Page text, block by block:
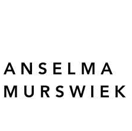
A N S E L M A
M U R S W I E K